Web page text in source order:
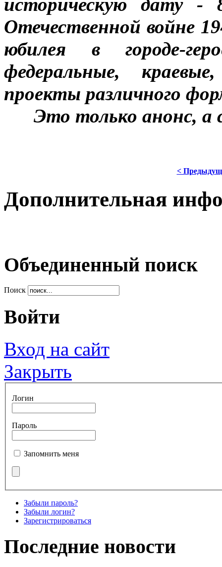
Отечественной войне
юбилея в городе-
федеральные,
проекты различного
Это только анонс, а
<
Дополнительная
Объединенный поиск
Поиск
Войти
Вход на сайт
Закрыть
Логин
Пароль
Запомнить меня
Забыли пароль?
Забыли логин?
Зарегистрироваться
Последние новости